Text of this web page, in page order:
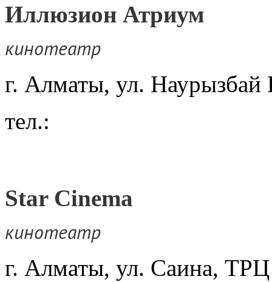
Иллюзион Атриум
кинотеатр
г. Алматы, ул. Наурызбай
тел.:
Star Cinema
кинотеатр
г. Алматы, ул. Саина,